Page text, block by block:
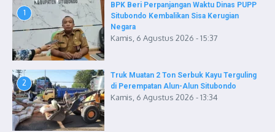
1
BPK Beri Perpanjangan Waktu Dinas PUPP
Situbondo Kembalikan Sisa Kerugian
Negara
Kamis, 6 Agustus 2026 - 15:37
2
Truk Muatan 2 Ton Serbuk Kayu Terguling
di Perempatan Alun-Alun Situbondo
Kamis, 6 Agustus 2026 - 13:34